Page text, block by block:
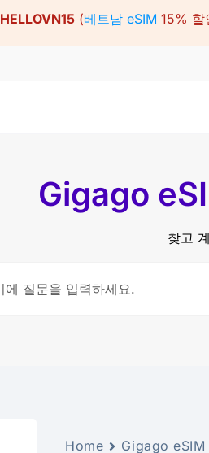
HELLOVN15(베트남 eSIM 15% 할
Gigago
찾고
Home Gigago eSIM